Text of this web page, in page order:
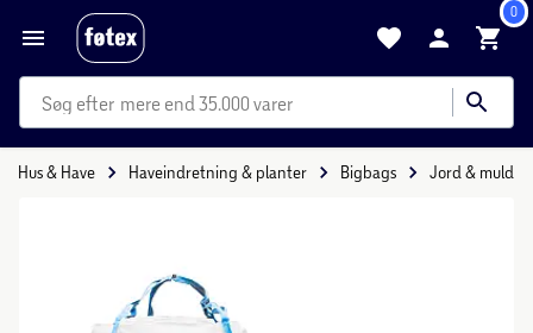
0
mere end 35.000 varer
Hus & Have Haveindretning & planter Bigbags Jord & muld